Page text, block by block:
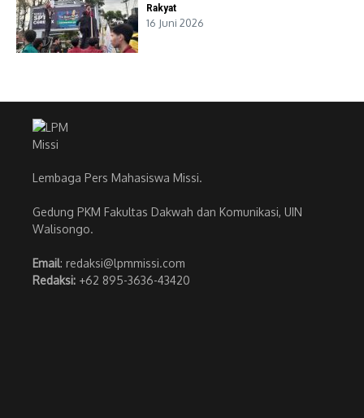
Rakyat
16 Juni 2026
Lembaga Pers Mahasiswa Missi.
Gedung PKM Fakultas Dakwah dan Komunikasi, UIN
Walisongo.
Email: redaksi@lpmmissi.com
Redaksi: +62 895-3636-43420